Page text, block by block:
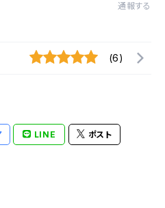
通報する
(6)
LINE ポスト